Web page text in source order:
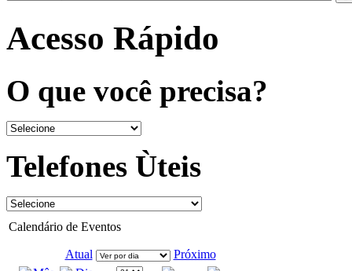
Acesso Rápido
O que você precisa?
Telefones Ùteis
Calendário de Eventos
Atual Próximo